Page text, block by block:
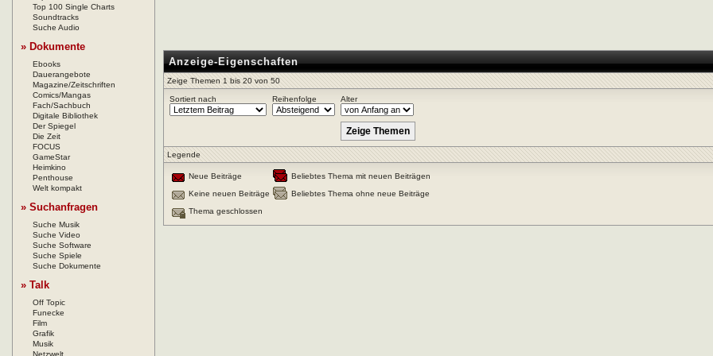
Top 100 Single Charts
Soundtracks
Suche Audio
» Dokumente
Ebooks
Dauerangebote
Magazine/Zeitschriften
Comics/Mangas
Fach/Sachbuch
Digitale Bibliothek
Der Spiegel
Die Zeit
FOCUS
GameStar
Heimkino
Penthouse
Welt kompakt
» Suchanfragen
Suche Musik
Suche Video
Suche Software
Suche Spiele
Suche Dokumente
» Talk
Off Topic
Funecke
Film
Grafik
Musik
Anzeige-Eigenschaften
Zeige Themen 1 bis 20 von 50
Sortiert nach Reihenfolge Alter
Legende
Neue Beiträge
Beliebtes Thema mit neuen Beiträgen
Keine neuen Beiträge
Beliebtes Thema ohne neue Beiträge
Thema geschlossen